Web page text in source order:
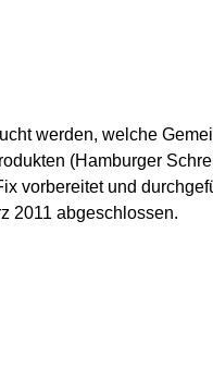
werden, welche
(Hamburger
vorbereitet und
2011 abgeschlossen.